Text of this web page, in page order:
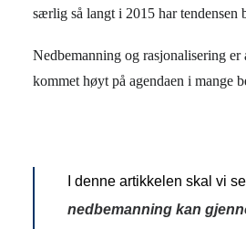
særlig så langt i 2015 har tendensen
Nedbemanning og rasjonalisering er
kommet høyt på agendaen i mange
I denne artikkelen skal vi
nedbemanning kan